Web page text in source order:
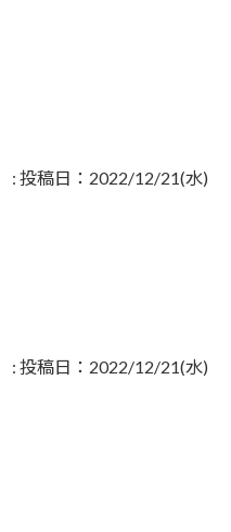
: 投稿日：2022/12/21(水)
: 投稿日：2022/12/21(水)